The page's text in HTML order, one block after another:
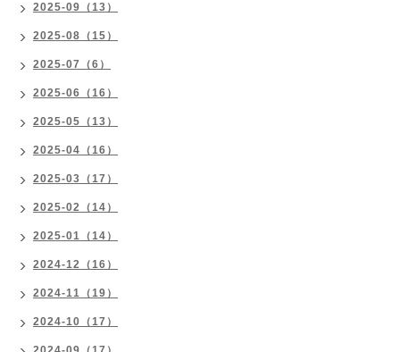
2025-09（13）
2025-08（15）
2025-07（6）
2025-06（16）
2025-05（13）
2025-04（16）
2025-03（17）
2025-02（14）
2025-01（14）
2024-12（16）
2024-11（19）
2024-10（17）